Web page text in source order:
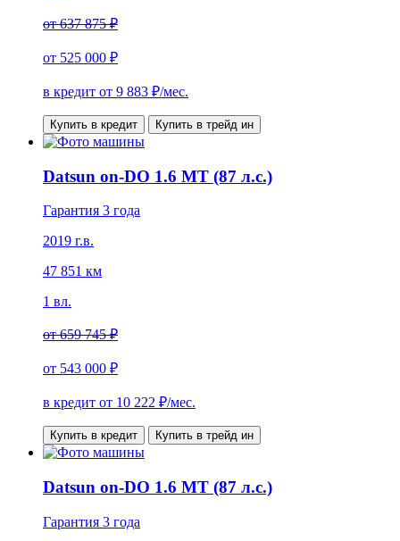
от637 875 ₽
от 525 000 ₽
в кредит от 9 883 ₽/мес.
Купить в кредит Купить в трейд ин
Datsun on-DO 1.6 МТ (87 л.с.)
Гарантия 3 года
2019 г.в.
47 851 км
1 вл.
от659 745 ₽
от 543 000 ₽
в кредит от 10 222 ₽/мес.
Купить в кредит Купить в трейд ин
Datsun on-DO 1.6 МТ (87 л.с.)
Гарантия 3 года